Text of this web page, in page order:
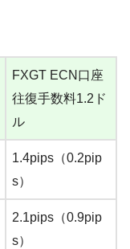
FXGT ECN口座
往復手数料1.2ド
ル
1.4pips（0.2pip
s）
2.1pips（0.9pip
s）